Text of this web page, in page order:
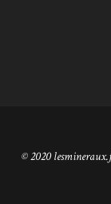
© 2020